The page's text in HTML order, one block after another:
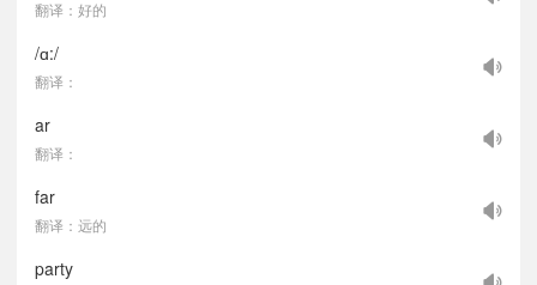
翻译：好的
/ɑ:/
翻译：
ar
翻译：
far
翻译：远的
party